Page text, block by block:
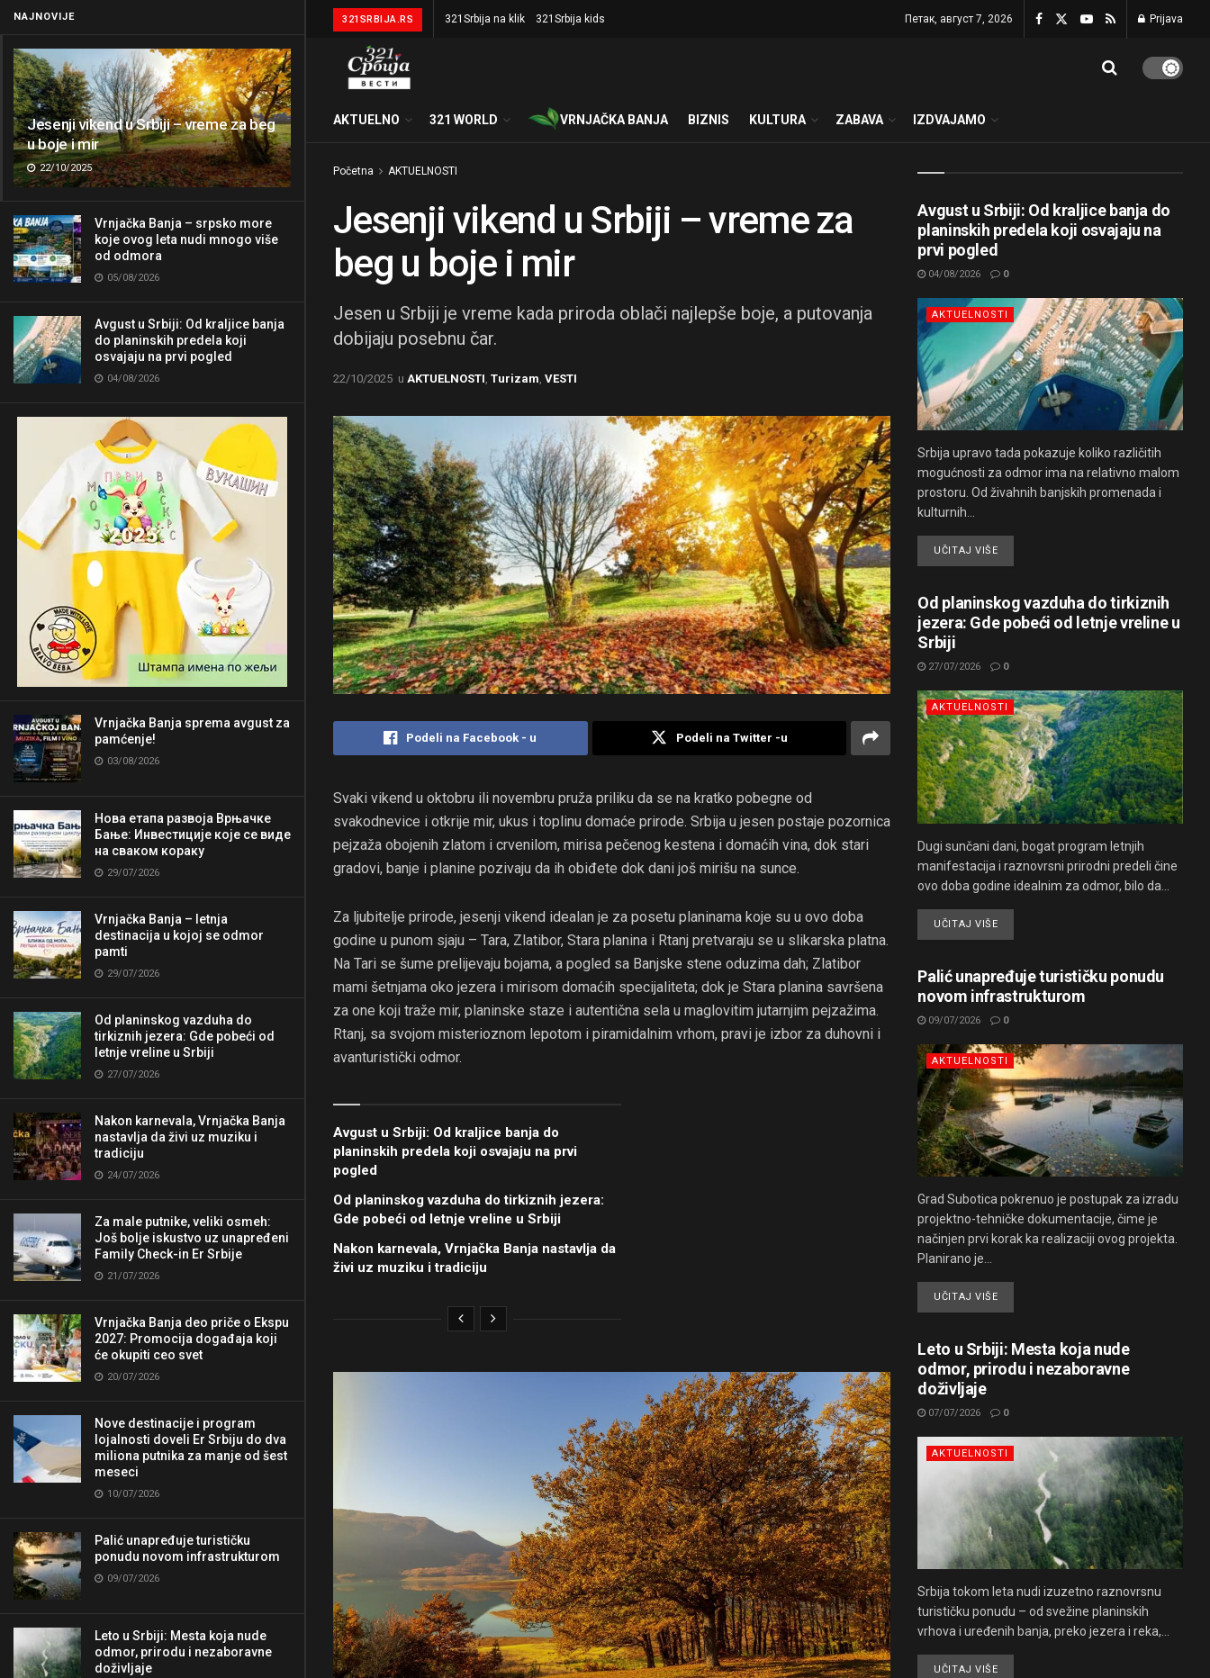
NAJNOVIJE
Jesenji vikend u Srbiji – vreme za beg
u boje i mir
22/10/2025
Vrnjačka Banja – srpsko more
koje ovog leta nudi mnogo više
od odmora
05/08/2026
Avgust u Srbiji: Od kraljice banja
do planinskih predela koji
osvajaju na prvi pogled
04/08/2026
Vrnjačka Banja sprema avgust za
pamćenje!
03/08/2026
Нова етапа развоја Врњачке
Бање: Инвестиције које се виде
на сваком кораку
29/07/2026
Vrnjačka Banja – letnja
destinacija u kojoj se odmor
pamti
29/07/2026
Od planinskog vazduha do
tirkiznih jezera: Gde pobeći od
letnje vreline u Srbiji
27/07/2026
Nakon karnevala, Vrnjačka Banja
nastavlja da živi uz muziku i
tradiciju
24/07/2026
Za male putnike, veliki osmeh:
Još bolje iskustvo uz unapređeni
Family Check-in Er Srbije
21/07/2026
Vrnjačka Banja deo priče o Ekspu
2027: Promocija događaja koji
će okupiti ceo svet
20/07/2026
Nove destinacije i program
lojalnosti doveli Er Srbiju do dva
miliona putnika za manje od šest
meseci
10/07/2026
Palić unapređuje turističku
ponudu novom infrastrukturom
09/07/2026
Leto u Srbiji: Mesta koja nude
odmor, prirodu i nezaboravne
doživljaje
321SRBIJA.RS 321Srbija na klik 321Srbija kids Петак, август 7, 2026 Prijava
AKTUELNO 321 WORLD VRNJAČKA BANJA BIZNIS KULTURA ZABAVA IZDVAJAMO
Početna AKTUELNOSTI
Jesenji vikend u Srbiji – vreme za
beg u boje i mir
Jesen u Srbiji je vreme kada priroda oblači najlepše boje, a putovanja
dobijaju posebnu čar.
22/10/2025 u AKTUELNOSTI Turizam VESTI
Podeli na Facebook - u Podeli na Twitter -u
Svaki vikend u oktobru ili novembru pruža priliku da se na kratko pobegne od
svakodnevice i otkrije mir, ukus i toplinu domaće prirode. Srbija u jesen postaje pozornica
pejzaža obojenih zlatom i crvenilom, mirisa pečenog kestena i domaćih vina, dok stari
gradovi, banje i planine pozivaju da ih obiđete dok dani još mirišu na sunce.
Za ljubitelje prirode, jesenji vikend idealan je za posetu planinama koje su u ovo doba
godine u punom sjaju – Tara, Zlatibor, Stara planina i Rtanj pretvaraju se u slikarska platna.
Na Tari se šume prelijevaju bojama, a pogled sa Banjske stene oduzima dah; Zlatibor
mami šetnjama oko jezera i mirisom domaćih specijaliteta; dok je Stara planina savršena
za one koji traže mir, planinske staze i autentična sela u maglovitim jutarnjim pejzažima.
Rtanj, sa svojom misterioznom lepotom i piramidalnim vrhom, pravi je izbor za duhovni i
avanturistički odmor.
Avgust u Srbiji: Od kraljice banja do
planinskih predela koji osvajaju na prvi
pogled
Od planinskog vazduha do tirkiznih jezera:
Gde pobeći od letnje vreline u Srbiji
Nakon karnevala, Vrnjačka Banja nastavlja da
živi uz muziku i tradiciju
Avgust u Srbiji: Od kraljice banja do
planinskih predela koji osvajaju na
prvi pogled
04/08/2026 0
AKTUELNOSTI
Srbija upravo tada pokazuje koliko različitih
mogućnosti za odmor ima na relativno malom
prostoru. Od živahnih banjskih promenada i
kulturnih...
UČITAJ VIŠE
Od planinskog vazduha do tirkiznih
jezera: Gde pobeći od letnje vreline u
Srbiji
27/07/2026 0
AKTUELNOSTI
Dugi sunčani dani, bogat program letnjih
manifestacija i raznovrsni prirodni predeli čine
ovo doba godine idealnim za odmor, bilo da...
UČITAJ VIŠE
Palić unapređuje turističku ponudu
novom infrastrukturom
09/07/2026 0
AKTUELNOSTI
Grad Subotica pokrenuo je postupak za izradu
projektno-tehničke dokumentacije, čime je
načinjen prvi korak ka realizaciji ovog projekta.
Planirano je...
UČITAJ VIŠE
Leto u Srbiji: Mesta koja nude
odmor, prirodu i nezaboravne
doživljaje
07/07/2026 0
AKTUELNOSTI
Srbija tokom leta nudi izuzetno raznovrsnu
turističku ponudu – od svežine planinskih
vrhova i uređenih banja, preko jezera i reka,...
UČITAJ VIŠE